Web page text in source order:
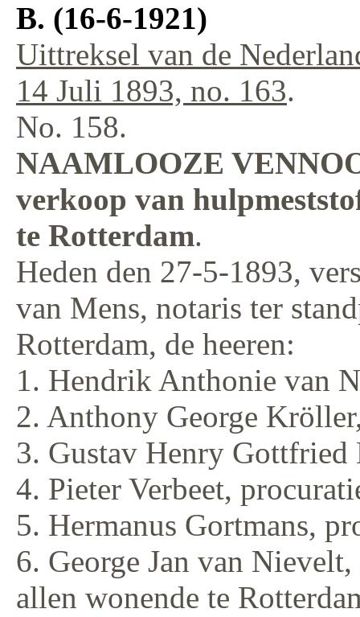
B. (16-6-1921)
Uittreksel van de
14 Juli 1893, no. 163.
No. 158.
NAAMLOOZE
verkoop van
te Rotterdam.
Heden den 27-5-1893,
van Mens, notaris ter
Rotterdam, de heeren:
1. Hendrik Anthonie van
2. Anthony George
3. Gustav Henry
4. Pieter Verbeet,
5. Hermanus Gortmans,
6. George Jan van
allen wonende te